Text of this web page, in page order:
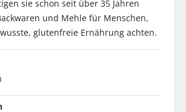
sie schon seit über 35 Jahren
und Mehle für Menschen,
glutenfreie Ernährung achten.